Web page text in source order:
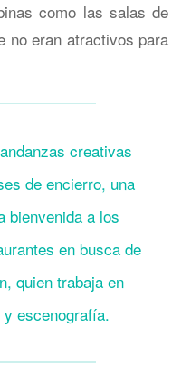
como las salas de
no eran atractivos para
creativas
de encierro, una
bienvenida a los
en busca de
quien trabaja en
escenografía.